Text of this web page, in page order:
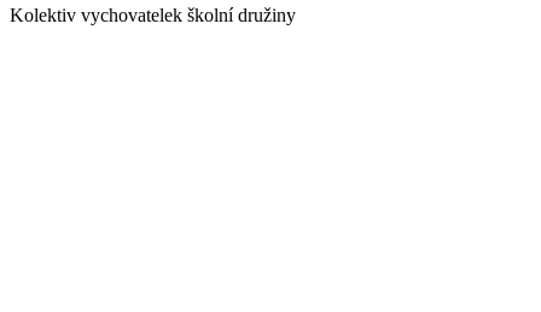
Kolektiv vychovatelek školní družiny